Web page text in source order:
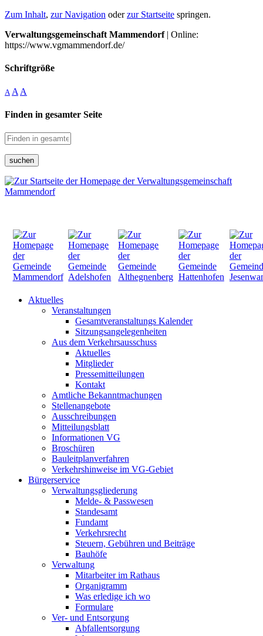
Zum Inhalt, zur Navigation oderzur Startseite springen.
Verwaltungsgemeinschaft Mammendorf| Online:
https://www.vgmammendorf.de/
Schriftgröße
A A A
Finden in gesamter Seite
suchen
Aktuelles
Veranstaltungen
Gesamtveranstaltungs Kalender
Sitzungsangelegenheiten
Aus dem Verkehrsausschuss
Aktuelles
Mitglieder
Pressemitteilungen
Kontakt
Amtliche Bekanntmachungen
Stellenangebote
Ausschreibungen
Mitteilungsblatt
Informationen VG
Broschüren
Bauleitplanverfahren
Verkehrshinweise im VG-Gebiet
Bürgerservice
Verwaltungsgliederung
Melde- & Passwesen
Standesamt
Fundamt
Verkehrsrecht
Steuern, Gebühren und Beiträge
Bauhöfe
Verwaltung
Mitarbeiter im Rathaus
Organigramm
Was erledige ich wo
Formulare
Ver- und Entsorgung
Abfallentsorgung